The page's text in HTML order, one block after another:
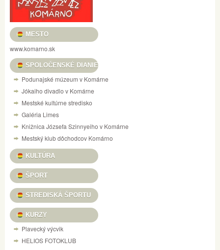
MESTO
www.komarno.sk
SPOLOČENSKÉ DIANIE
Podunajské múzeum v Komárne
Jókaiho divadlo v Komárne
Mestské kultúrne stredisko
Galéria Limes
Knižnica Józsefa Szinnyeiho v Komárne
Mestský klub dôchodcov Komárno
KULTÚRA
ŠPORT
STREDISKÁ ŠPORTU
KURZY
Plavecký výcvik
HELIOS FOTOKLUB